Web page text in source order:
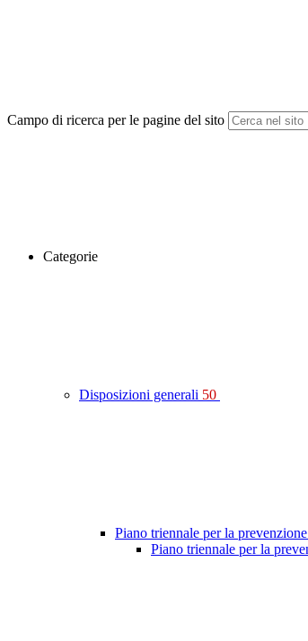
Campo di ricerca per le pagine del sito
Categorie
Disposizioni generali 50
Piano triennale per la
Piano triennale per la